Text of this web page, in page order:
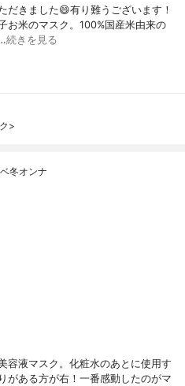
だきました😄有り難うございます！
お米のマスク。100%国産米由来の
続きを見る
>
冬オンナ
容液マスク。化粧水のあとに使用す
がある方が右！一番感動したのがマ